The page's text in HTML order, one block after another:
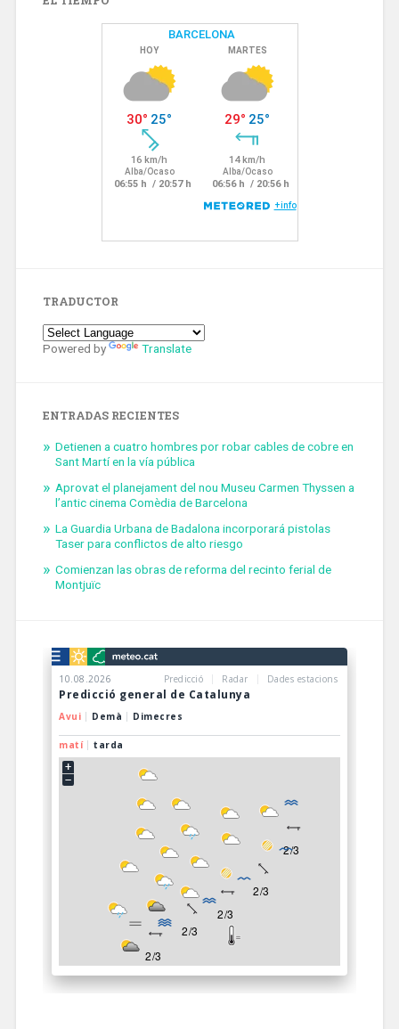
TRADUCTOR
Powered by Translate
ENTRADAS RECIENTES
Detienen a cuatro hombres por robar cables de cobre en
Sant Martí en la vía pública
Aprovat el planejament del nou Museu Carmen Thyssen a
l’antic cinema Comèdia de Barcelona
La Guardia Urbana de Badalona incorporará pistolas
Taser para conflictos de alto riesgo
Comienzan las obras de reforma del recinto ferial de
Montjuïc